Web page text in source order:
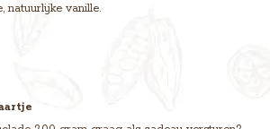
natuurlijke vanille.